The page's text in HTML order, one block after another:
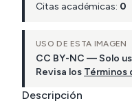
Citas académicas: 0
USO DE ESTA IMAGEN
CC BY-NC — Solo
Revisa los Términos
Descripción